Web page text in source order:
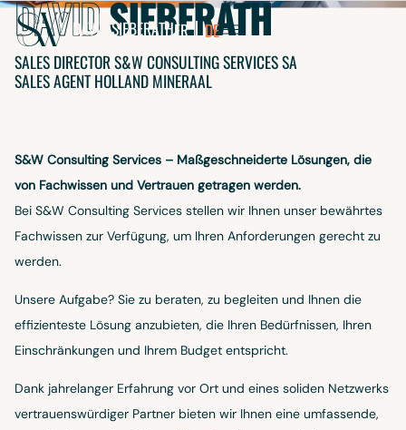
DAVID SIEBERATHFR DE
DAVIDSIEBERATH
SALES DIRECTOR S&W CONSULTING SERVICES SA
SALES AGENT HOLLAND MINERAAL
S&W Consulting Services – Maßgeschneiderte Lösungen, die
von Fachwissen und Vertrauen getragen werden.
Bei S&W Consulting Services stellen wir Ihnen unser bewährtes
Fachwissen zur Verfügung, um Ihren Anforderungen gerecht zu
werden.
Unsere Aufgabe? Sie zu beraten, zu begleiten und Ihnen die
effizienteste Lösung anzubieten, die Ihren Bedürfnissen, Ihren
Einschränkungen und Ihrem Budget entspricht.
Dank jahrelanger Erfahrung vor Ort und eines soliden Netzwerks
vertrauenswürdiger Partner bieten wir Ihnen eine umfassende,